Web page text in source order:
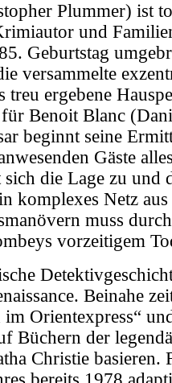
Plummer) ist
und
Geburtstag
versammelte
treu ergebene
für Benoit Blanc
beginnt seine
Gäste
die Lage zu und
komplexes Netz
muss
vorzeitigem
Beinahe
Orientexpress“
Büchern der
Christie basieren.